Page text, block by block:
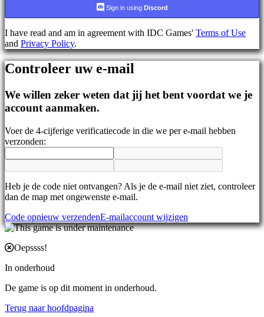
BS
DA
DE
EL
EN
FI
FR
HR
JA
KO
PL
PT
RO
SR
SV
TR
VI
De
Sign in using Discord
I have read and am in agreement with IDC Games' Terms of Use
and Privacy Policy.
Controleer uw e-mail
We willen zeker weten dat jij het bent voordat we je
account aanmaken.
Voer de 4-cijferige verificatiecode in die we per e-mail hebben
verzonden:
Heb je de code niet ontvangen? Als je de e-mail niet ziet, controleer
dan de map met ongewenste e-mail.
Code opnieuw verzendenE-mailaccount wijzigen
Oepssss!
In onderhoud
De game is op dit moment in onderhoud.
Terug naar hoofdpagina